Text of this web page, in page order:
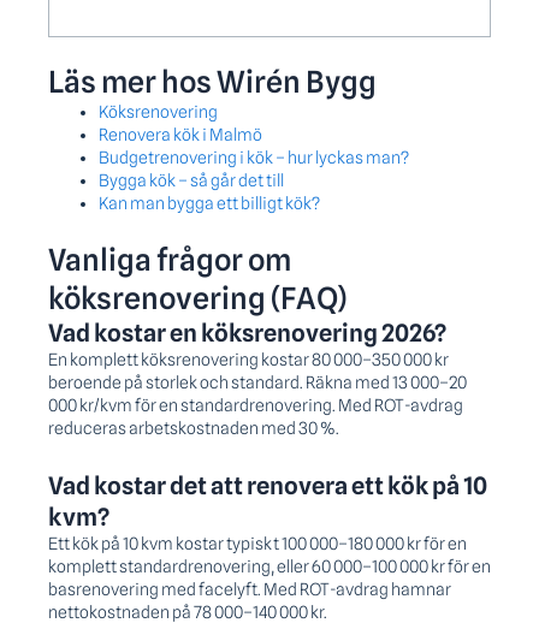
Läs mer hos Wirén Bygg
Köksrenovering
Renovera kök i Malmö
Budgetrenovering i kök – hur lyckas man?
Bygga kök – så går det till
Kan man bygga ett billigt kök?
Vanliga frågor om
köksrenovering (FAQ)
Vad kostar en köksrenovering 2026?
En komplett köksrenovering kostar 80 000–350 000 kr
beroende på storlek och standard. Räkna med 13 000–20
000 kr/kvm för en standardrenovering. Med ROT-avdrag
reduceras arbetskostnaden med 30 %.
Vad kostar det att renovera ett kök på 10
kvm?
Ett kök på 10 kvm kostar typiskt 100 000–180 000 kr för en
komplett standardrenovering, eller 60 000–100 000 kr för en
basrenovering med facelyft. Med ROT-avdrag hamnar
nettokostnaden på 78 000–140 000 kr.